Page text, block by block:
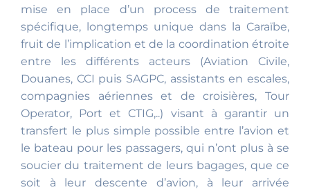
mise en place d’un process de traitement
spécifique, longtemps unique dans la Caraïbe,
fruit de l’implication et de la coordination étroite
entre les différents acteurs (Aviation Civile,
Douanes, CCI puis SAGPC, assistants en escales,
compagnies aériennes et de croisières, Tour
Operator, Port et CTIG,..) visant à garantir un
transfert le plus simple possible entre l’avion et
le bateau pour les passagers, qui n’ont plus à se
soucier du traitement de leurs bagages, que ce
soit à leur descente d’avion, à leur arrivée